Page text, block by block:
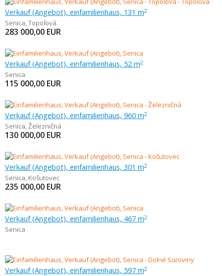
Verkauf (Angebot), einfamilienhaus, 131 m2
Senica,Topoľová
283 000,00 EUR
Verkauf (Angebot), einfamilienhaus, 52 m2
Senica
115 000,00 EUR
Verkauf (Angebot), einfamilienhaus, 960 m2
Senica,Železničná
130 000,00 EUR
Verkauf (Angebot), einfamilienhaus, 301 m2
Senica, Košutovec
235 000,00 EUR
Verkauf (Angebot), einfamilienhaus, 467 m2
Senica
Verkauf (Angebot), einfamilienhaus, 597 m2